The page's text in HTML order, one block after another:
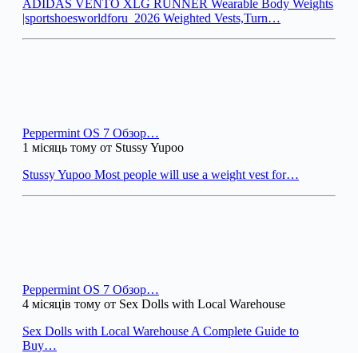
ADIDAS VENTO XLG RUNNER Wearable Body Weights
|sportshoesworldforu_2026 Weighted Vests,Turn…
Peppermint OS 7 Обзор…
1 місяць тому от Stussy Yupoo
Stussy Yupoo Most people will use a weight vest for…
Peppermint OS 7 Обзор…
4 місяців тому от Sex Dolls with Local Warehouse
Sex Dolls with Local Warehouse A Complete Guide to
Buy…